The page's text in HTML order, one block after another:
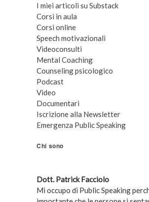
I miei articoli su Substack
Corsi in aula
Corsi online
Speech motivazionali
Videoconsulti
Mental Coaching
Counseling psicologico
Podcast
Video
Documentari
Iscrizione alla Newsletter
Emergenza Public Speaking
Chi sono
Dott. Patrick Facciolo
Mi occupo di Public Speaking